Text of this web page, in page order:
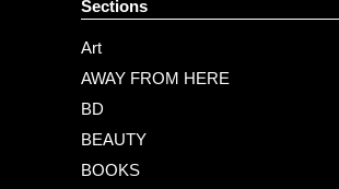
Sections
Art
AWAY FROM HERE
BD
BEAUTY
BOOKS